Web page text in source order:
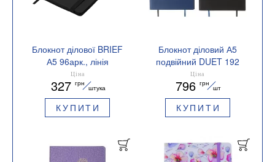
Блокнот ділової BRIEF
А5 96арк., лінія
обкладинка-штучна
шкіра Buromax
BM.295204
Ціна
327 грн
штука
КУПИТИ
Блокнот діловий А5
подвійний DUET 192
аркуша клітинка і лінія
штучна шкіра
BUROMAX BM.295626
Ціна
796 грн
шт
КУПИТИ